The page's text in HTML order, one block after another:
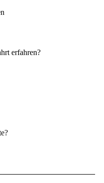
erfahren?